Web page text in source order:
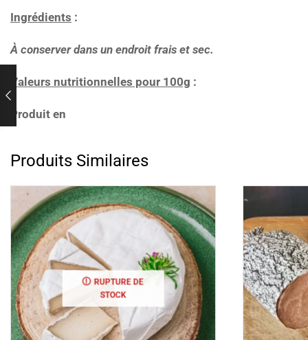
Ingrédients :
À conserver dans un endroit frais et sec.
Valeurs nutritionnelles pour 100g :
Produit en
Produits Similaires
RUPTURE DE
STOCK